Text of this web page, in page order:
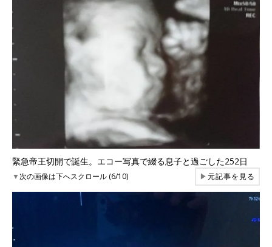
緊急帝王切開で誕生。エコー写真で綴る息子と過ごした252日
▼次の画像は下へスクロール (6/10) ▶元記事を見る